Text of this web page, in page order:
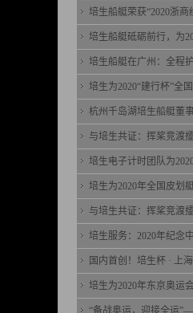
培生船艇荣获“2020浙
培生船艇砥砺前行，为
培生船艇在广州：全程
培生为2020“建行杯”全
杭州千岛湖培生船艇董
与培生共证：挥桨竞渡
培生电子计时团队为
培生为2020年全国皮划
与培生共证：挥桨竞渡
培生服务：2020年纪念
国内首创！培生杯 · 上
培生为2020年东京奥运